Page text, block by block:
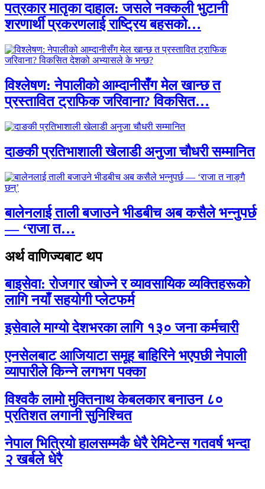
पत्रकार मातृका दाहाल: जसले नक्कली भुटानी
शरणार्थी प्रकरणलाई राष्ट्रिय बहसको…
विश्लेषण: नेपालीको आम्दानीसँग मेल खान्छ त
प्रस्तावित ट्राफिक जरिवाना? विकसित…
दाङकी प्रतिभाशाली खेलाडी अनुजा चौधरी सम्मानित
बालेनलाई ताली बजाउने भीडबीच अब कसैले भन्नुपर्छ
— ‘राजा त…
अर्थ वाणिज्यबाट थप
बाइसेवा: रोजगार खोज्ने र व्यावसायिक व्यक्तिहरूको
लागि नयाँ सहयोगी प्लेटफर्म
इसेवाले माग्यो देशभरका लागि १३० जना कर्मचारी
एनसेलबाट आजियाटा समूह बाहिरिने भएपछी नेपाली
व्यापारीले किन्ने लगभग पक्का
विश्वकै लामो मुक्तिनाथ केबलकार बनाउन ८०
प्रतिशत लगानी सुनिश्चित
नेपाल भित्रियो हालसम्मकै धेरै रेमिटेन्स गतवर्ष भन्दा
२ खर्बले धेरै